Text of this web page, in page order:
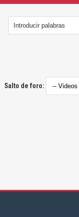
Salto de foro: